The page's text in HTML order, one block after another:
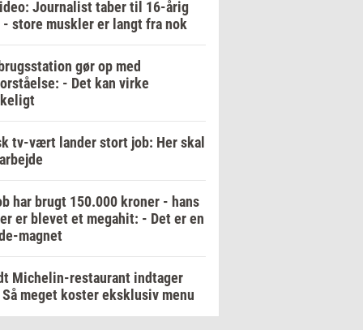
Journalist taber til 16-årig
- store muskler er langt fra nok
gør op med
- Det kan virke
tv-vært lander stort job: Her skal
har brugt 150.000 kroner - hans
er blevet et megahit: - Det er en
magnet
Michelin-restaurant indtager
Så meget koster eksklusiv menu